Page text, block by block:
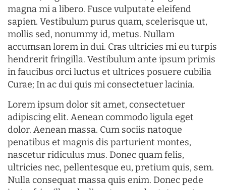
magna mi a libero. Fusce vulputate eleifend
sapien. Vestibulum purus quam, scelerisque ut,
mollis sed, nonummy id, metus. Nullam
accumsan lorem in dui. Cras ultricies mi eu turpis
hendrerit fringilla. Vestibulum ante ipsum primis
in faucibus orci luctus et ultrices posuere cubilia
Curae; In ac dui quis mi consectetuer lacinia.
Lorem ipsum dolor sit amet, consectetuer
adipiscing elit. Aenean commodo ligula eget
dolor. Aenean massa. Cum sociis natoque
penatibus et magnis dis parturient montes,
nascetur ridiculus mus. Donec quam felis,
ultricies nec, pellentesque eu, pretium quis, sem.
Nulla consequat massa quis enim. Donec pede